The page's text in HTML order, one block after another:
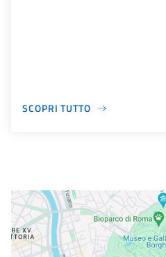
SCOPRI TUTTO